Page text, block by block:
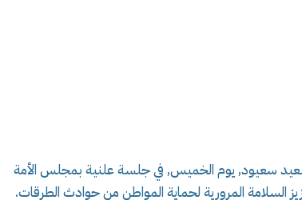
سعيود, يوم الخميس, في جلسة علنية بمجلس الأمة
المرورية لحماية المواطن من حوادث الطرقات.